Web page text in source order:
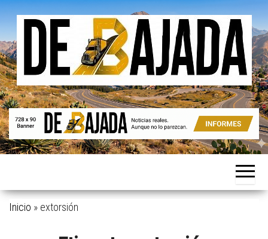
Saltar
contenido
De
Bajada
Noticias
Aunque
parezcan.
Inicio » extorsión